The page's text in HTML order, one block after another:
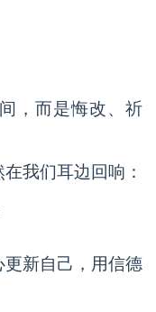
，而是悔改、祈
我们耳边回响：
新自己，用信德